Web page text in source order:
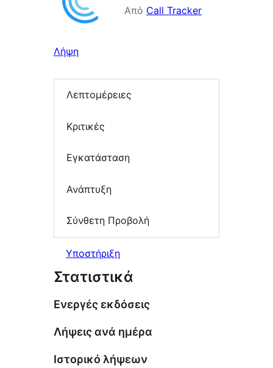
Από Call Tracker
Λήψη
Λεπτομέρειες
Κριτικές
Εγκατάσταση
Ανάπτυξη
Σύνθετη Προβολή
Υποστήριξη
Στατιστικά
Ενεργές εκδόσεις
Λήψεις ανά ημέρα
Ιστορικό λήψεων